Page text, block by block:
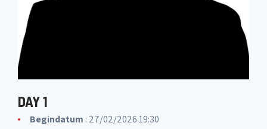
DAY 1
Begindatum : 27/02/2026 19:30